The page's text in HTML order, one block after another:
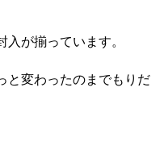
が揃っています。
と変わったのまでもりだ